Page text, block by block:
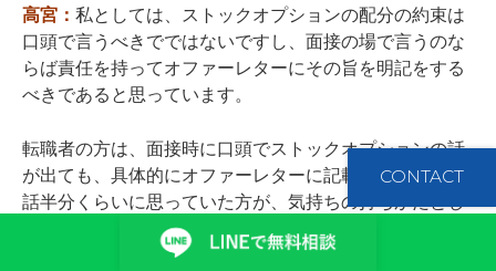
高宮： 私としては、ストックオプションの配分の約束は
口頭で言うべきでではないですし、面接の場で言うのな
らば責任を持ってオファーレターにその旨を明記をする
べきであると思っています。
転職者の方は、面接時に口頭でストックオプションの話
が出ても、具体的にオファーレターに記載されるまで、
話半分くらいに思っていた方が、気持ちの持ちかたとし
ては良いかもしれません。
CONTACT